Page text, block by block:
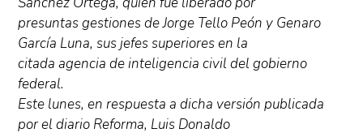
presuntas gestiones de Jorge Tello Peón y Genaro
García Luna, sus jefes superiores en la
citada agencia de inteligencia civil del gobierno
federal.
Este lunes, en respuesta a dicha versión publicada
por el diario Reforma, Luis Donaldo